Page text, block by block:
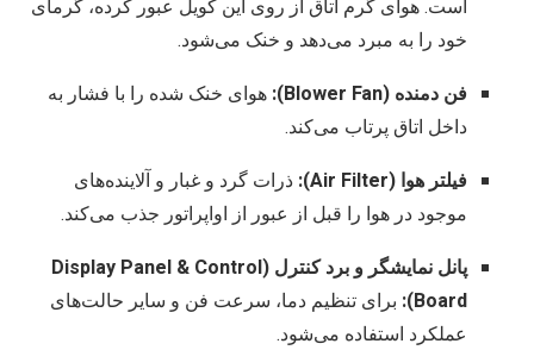
است. هوای گرم اتاق از روی این کویل عبور کرده، گرمای
خود را به مبرد می‌دهد و خنک می‌شود.
فن دمنده (Blower Fan):
هوای خنک شده را با فشار به
داخل اتاق پرتاب می‌کند.
فیلتر هوا (Air Filter):
ذرات گرد و غبار و آلاینده‌های
موجود در هوا را قبل از عبور از اواپراتور جذب می‌کند.
پانل نمایشگر و برد کنترل (Display Panel & Control
Board):
برای تنظیم دما، سرعت فن و سایر حالت‌های
عملکرد استفاده می‌شود.